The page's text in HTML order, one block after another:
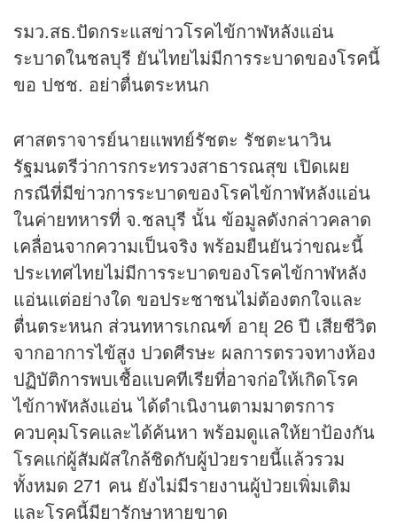
รมว.สธ.ปัดกระแสข่าวโรคไข้กาฬหลังแอ่น
ระบาดในชลบุรี ยันไทยไม่มีการระบาดของโรคนี้
ขอ ปชช. อย่าตื่นตระหนก
ศาสตราจารย์นายแพทย์รัชตะ รัชตะนาวิน
รัฐมนตรีว่าการกระทรวงสาธารณสุข เปิดเผย
กรณีที่มีข่าวการระบาดของโรคไข้กาฬหลังแอ่น
ในค่ายทหารที่ จ.ชลบุรี นั้น ข้อมูลดังกล่าวคลาด
เคลื่อนจากความเป็นจริง พร้อมยืนยันว่าขณะนี้
ประเทศไทยไม่มีการระบาดของโรคไข้กาฬหลัง
แอ่นแต่อย่างใด ขอประชาชนไม่ต้องตกใจและ
ตื่นตระหนก ส่วนทหารเกณฑ์ อายุ 26 ปี เสียชีวิต
จากอาการไข้สูง ปวดศีรษะ ผลการตรวจทางห้อง
ปฏิบัติการพบเชื้อแบคทีเรียที่อาจก่อให้เกิดโรค
ไข้กาฬหลังแอ่น ได้ดำเนิงานตามมาตรการ
ควบคุมโรคและได้ค้นหา พร้อมดูแลให้ยาป้องกัน
โรคแก่ผู้สัมผัสใกล้ชิดกับผู้ป่วยรายนี้แล้วรวม
ทั้งหมด 271 คน ยังไม่มีรายงานผู้ป่วยเพิ่มเติม
และโรคนี้มียารักษาหายขาด